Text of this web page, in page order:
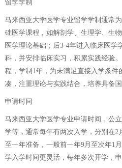
留学学制
马来西亚大学医学专业留学学制通常
础医学课程，如解剖学、生理学、生
医学理论基础；后3-4年进入临床医学
科，并安排临床实习，积累实践经验
程，学制1年，为未满足直接入学条件
凑，注重理论与实践结合，培养具备
申请时间
马来西亚大学医学专业申请时间，公
学等，通常每年有两次入学，分别在2
至一年准备，一般前一年9月至次年1
学入学时间更灵活，每年多次开学，申